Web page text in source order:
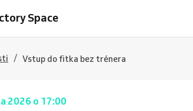
Space
/ Vstup do fitka bez trénera
2026 o 17:00